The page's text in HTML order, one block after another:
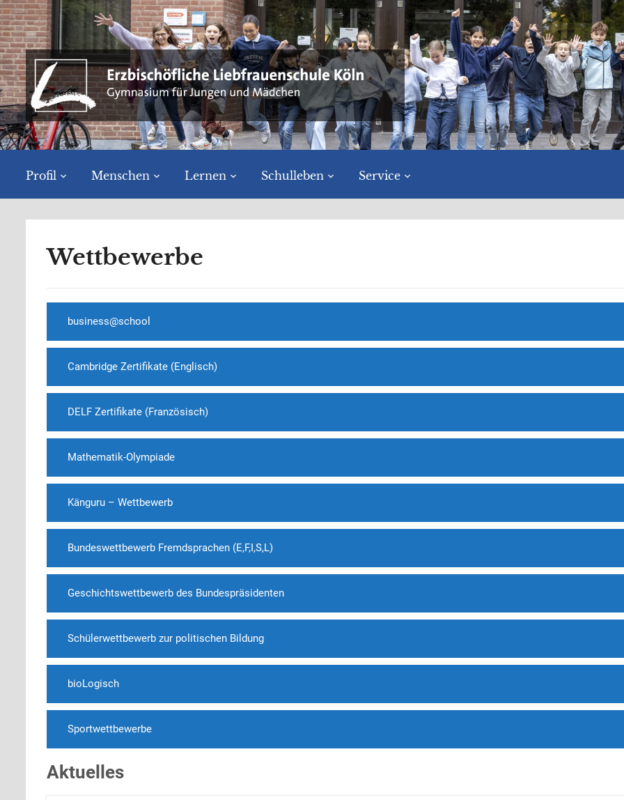
Profil Menschen Lernen Schulleben Service
Wettbewerbe
business@school
Cambridge Zertifikate (Englisch)
DELF Zertifikate (Französisch)
Mathematik-Olympiade
Känguru – Wettbewerb
Bundeswettbewerb Fremdsprachen (E,F,I,S,L)
Geschichtswettbewerb des Bundespräsidenten
Schülerwettbewerb zur politischen Bildung
bioLogisch
Sportwettbewerbe
Aktuelles